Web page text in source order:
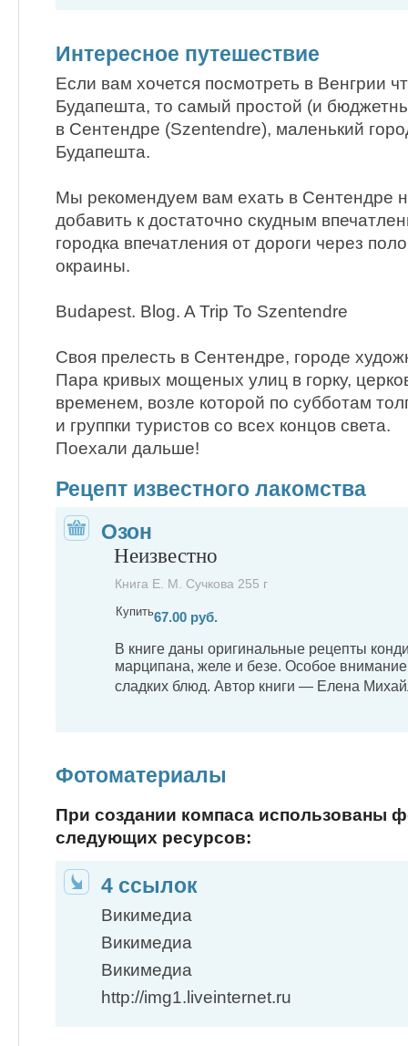
Интересное путешествие
Если вам хочется посмотреть в Венгрии
Будапешта, то самый простой (и
в Сентендре (Szentendre), маленький
Будапешта.
Мы рекомендуем вам ехать в Сентендре
добавить к достаточно скудным
городка впечатления от дороги через
окраины.
Budapest. Blog. A Trip To Szentendre
Cвоя прелесть в Сентендре, городе
Пара кривых мощеных улиц в горку,
временем, возле которой по субботам
и группки туристов со всех концов света.
Поехали дальше!
Рецепт известного лакомства
Озон
Неизвестно
Книга Е. М. Сучкова 255 г
Купить67.00 руб.
В книге даны оригинальные рецепты
марципана, желе и безе. Особое
сладких блюд. Автор книги — Елена
Фотоматериалы
При создании компаса использованы
следующих ресурсов:
4 ссылок
Викимедиа
Викимедиа
Викимедиа
http://img1.liveinternet.ru